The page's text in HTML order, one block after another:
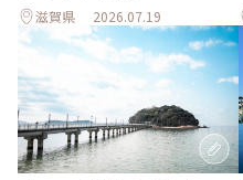
滋賀県 2026.07.19